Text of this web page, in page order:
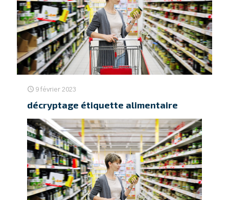
9 février 2023
décryptage étiquette alimentaire